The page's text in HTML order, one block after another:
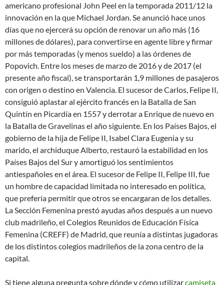
americano profesional John Peel en la temporada 2011/12 la
innovación en la que Michael Jordan. Se anunció hace unos
días que no ejercerá su opción de renovar un año más (16
millones de dólares), para convertirse en agente libre y firmar
por más temporadas (y menos sueldo) a las órdenes de
Popovich. Entre los meses de marzo de 2016 y de 2017 (el
presente año fiscal), se transportarán 1,9 millones de pasajeros
con origen o destino en Valencia. El sucesor de Carlos, Felipe II,
consiguió aplastar al ejército francés en la Batalla de San
Quintín en Picardía en 1557 y derrotar a Enrique de nuevo en
la Batalla de Gravelinas el año siguiente. En los Países Bajos, el
gobierno de la hija de Felipe II, Isabel Clara Eugenia y su
marido, el archiduque Alberto, restauró la estabilidad en los
Países Bajos del Sur y amortiguó los sentimientos
antiespañoles en el área. El sucesor de Felipe II, Felipe III, fue
un hombre de capacidad limitada no interesado en política,
que prefería permitir que otros se encargaran de los detalles.
La Sección Femenina prestó ayudas años después a un nuevo
club madrileño, el Colegios Reunidos de Educación Física
Femenina (CREFF) de Madrid, que reunía a distintas jugadoras
de los distintos colegios madrileños de la zona centro de la
capital.
Si tiene alguna pregunta sobre dónde y cómo utilizarcamiseta